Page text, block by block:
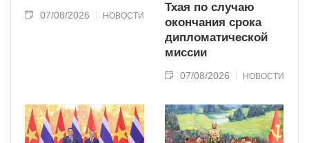
07/08/2026 НОВОСТИ
Тхая по случаю
окончания срока
дипломатической
миссии
07/08/2026 НОВОСТИ